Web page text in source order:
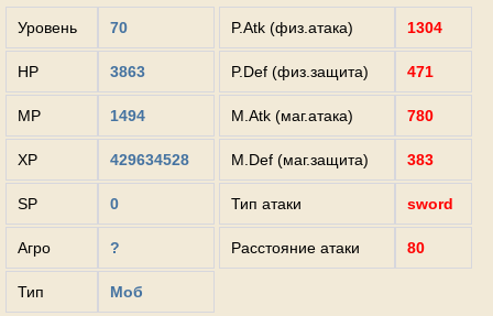
Уровень 70
HP 3863
MP 1494
XP 429634528
SP 0
Агро ?
Тип Моб
P.Atk (физ.атака) 1304
P.Def (физ.защита) 471
M.Atk (маг.атака) 780
M.Def (маг.защита) 383
Тип атаки sword
Расстояние атаки 80